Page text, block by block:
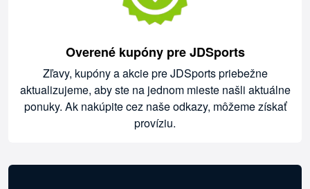
Overené kupóny pre JDSports
Zľavy, kupóny a akcie pre JDSports priebežne
aktualizujeme, aby ste na jednom mieste našli aktuálne
ponuky. Ak nakúpite cez naše odkazy, môžeme získať
províziu.